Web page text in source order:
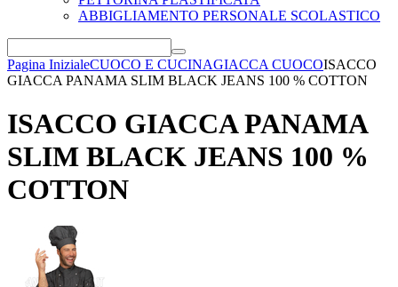
ABBIGLIAMENTO PERSONALE SCOLASTICO
Pagina InizialeCUOCO E CUCINAGIACCA CUOCOISACCO
GIACCA PANAMA SLIM BLACK JEANS 100 % COTTON
ISACCO GIACCA PANAMA
SLIM BLACK JEANS 100 %
COTTON